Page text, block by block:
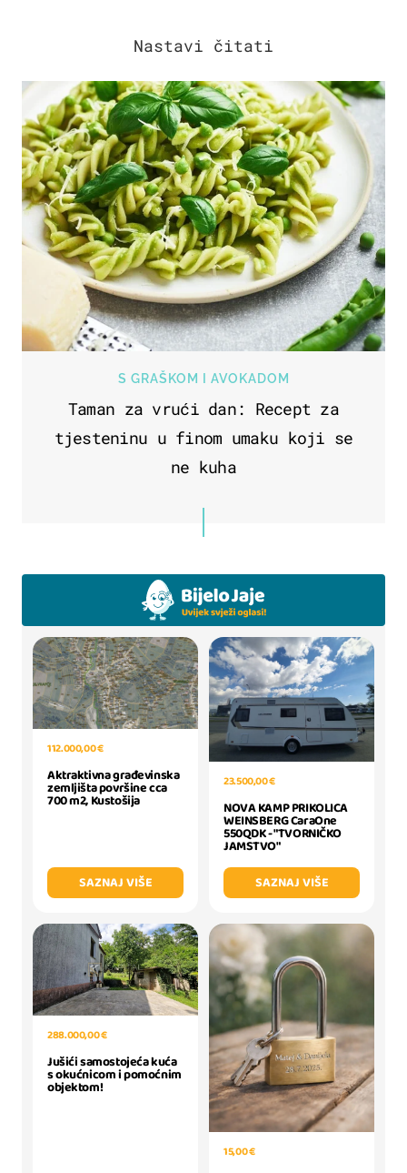
S GRAŠKOM I AVOKADOM
Taman za vrući dan: Recept za
tjesteninu u finom umaku koji se
ne kuha
112.000,00 €
Aktraktivna građevinska
zemljišta površine cca
700 m2, Kustošija
SAZNAJ VIŠE
23.500,00 €
NOVA KAMP PRIKOLICA
WEINSBERG CaraOne
550QDK - "TVORNIČKO
JAMSTVO"
SAZNAJ VIŠE
288.000,00 €
Jušići samostojeća kuća
s okućnicom i pomoćnim
objektom!
15,00 €